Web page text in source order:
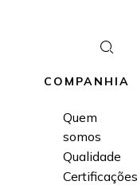
COMPANHIA
Quem
somos
Qualidade
Certificações